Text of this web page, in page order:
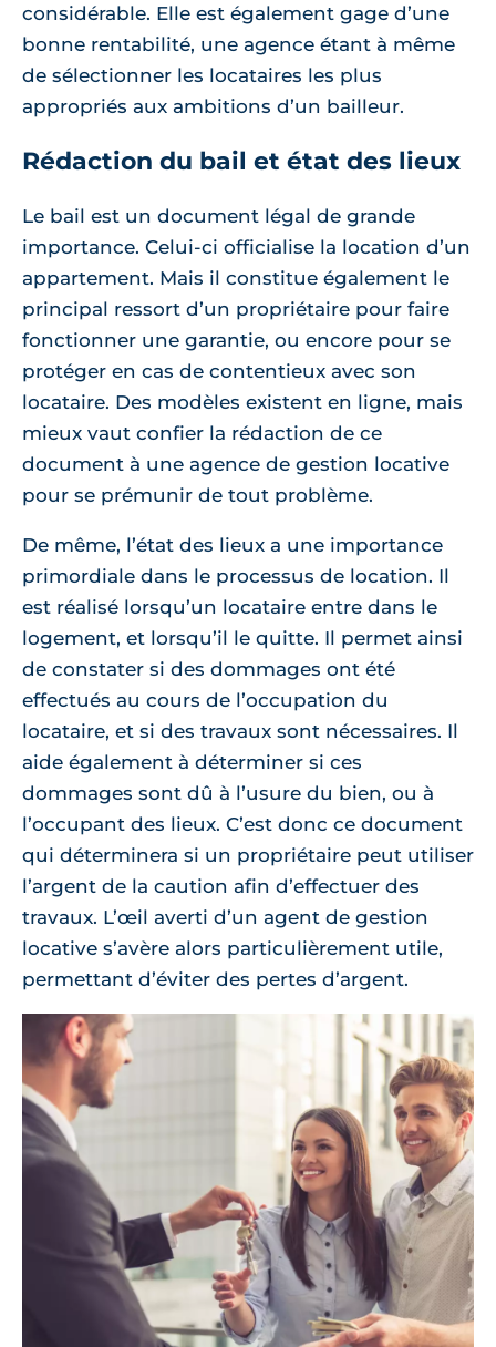
considérable. Elle est également gage d’une
bonne rentabilité, une agence étant à même
de sélectionner les locataires les plus
appropriés aux ambitions d’un bailleur.
Rédaction du bail et état des lieux
Le bail est un document légal de grande
importance. Celui-ci officialise la location d’un
appartement. Mais il constitue également le
principal ressort d’un propriétaire pour faire
fonctionner une garantie, ou encore pour se
protéger en cas de contentieux avec son
locataire. Des modèles existent en ligne, mais
mieux vaut confier la rédaction de ce
document à une agence de gestion locative
pour se prémunir de tout problème.
De même, l’état des lieux a une importance
primordiale dans le processus de location. Il
est réalisé lorsqu’un locataire entre dans le
logement, et lorsqu’il le quitte. Il permet ainsi
de constater si des dommages ont été
effectués au cours de l’occupation du
locataire, et si des travaux sont nécessaires. Il
aide également à déterminer si ces
dommages sont dû à l’usure du bien, ou à
l’occupant des lieux. C’est donc ce document
qui déterminera si un propriétaire peut utiliser
l’argent de la caution afin d’effectuer des
travaux. L’œil averti d’un agent de gestion
locative s’avère alors particulièrement utile,
permettant d’éviter des pertes d’argent.